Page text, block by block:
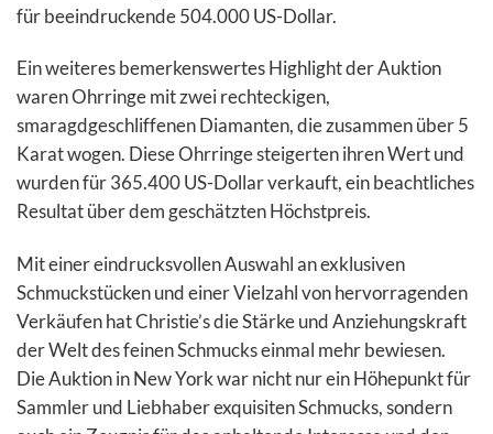
für beeindruckende 504.000 US-Dollar.
Ein weiteres bemerkenswertes Highlight der Auktion
waren Ohrringe mit zwei rechteckigen,
smaragdgeschliffenen Diamanten, die zusammen über 5
Karat wogen. Diese Ohrringe steigerten ihren Wert und
wurden für 365.400 US-Dollar verkauft, ein beachtliches
Resultat über dem geschätzten Höchstpreis.
Mit einer eindrucksvollen Auswahl an exklusiven
Schmuckstücken und einer Vielzahl von hervorragenden
Verkäufen hat Christie’s die Stärke und Anziehungskraft
der Welt des feinen Schmucks einmal mehr bewiesen.
Die Auktion in New York war nicht nur ein Höhepunkt für
Sammler und Liebhaber exquisiten Schmucks, sondern